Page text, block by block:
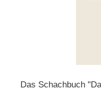
Das Schachbuch